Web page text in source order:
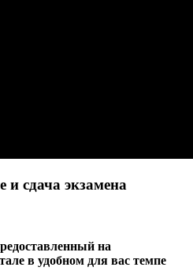
и сдача экзамена
на
в удобном для вас темпе